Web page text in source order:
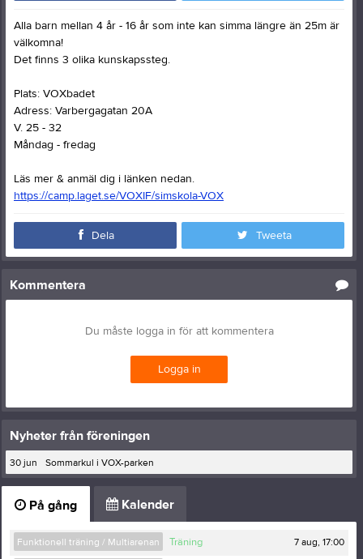
Alla barn mellan 4 år - 16 år som inte kan simma längre än 25m är
välkomna!
Det finns 3 olika kunskapssteg.
Plats: VOXbadet
Adress: Varbergagatan 20A
V. 25 - 32
Måndag - fredag
Läs mer & anmäl dig i länken nedan.
https://camp.laget.se/VOXIF/simskola-VOX
Dela Tweeta
Kommentera
Du måste logga in för att kommentera
Logga in
Nyheter från föreningen
30 jun Sommarkul i VOX-parken
På gång Kalender
Funktionell träning / Multiarenan Träning 7 aug, 17:00